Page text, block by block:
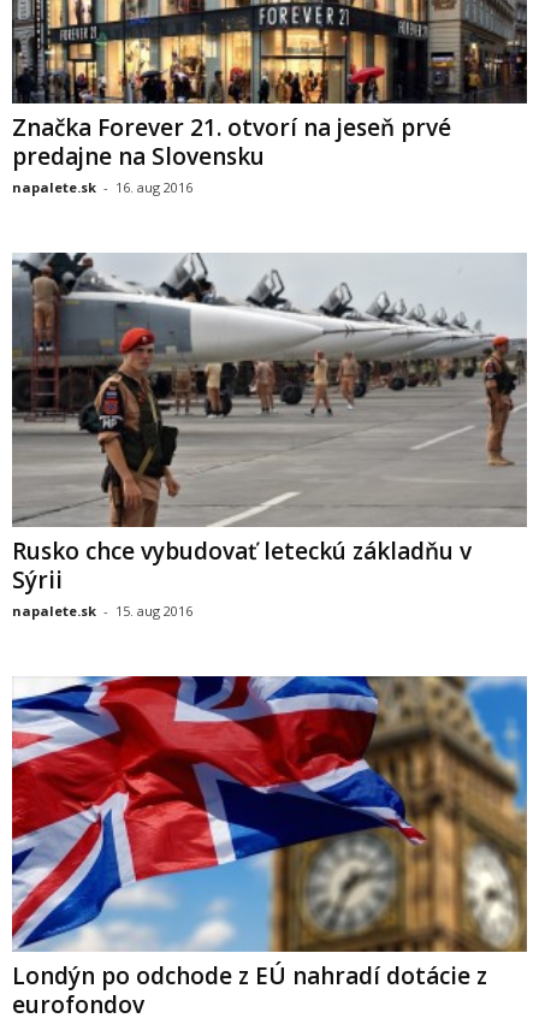
Značka Forever 21. otvorí na jeseň prvé
predajne na Slovensku
napalete.sk - 16. aug 2016
Rusko chce vybudovať leteckú základňu v
Sýrii
napalete.sk - 15. aug 2016
Londýn po odchode z EÚ nahradí dotácie z
eurofondov